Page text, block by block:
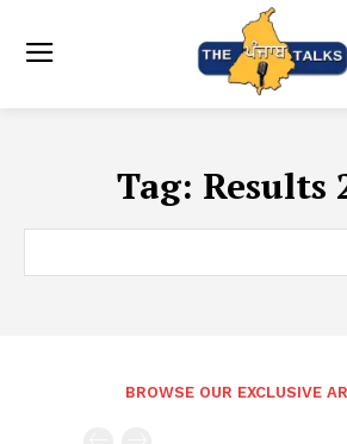
Tag: Results
BROWSE OUR EXCLUSIVE